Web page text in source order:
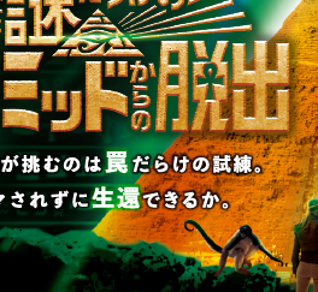
語
な
リアル脱
ゲーム
for
次の授業は“謎
き”!?